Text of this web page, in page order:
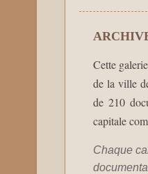
Cette
de la ville
de 210
capitale
Chaque